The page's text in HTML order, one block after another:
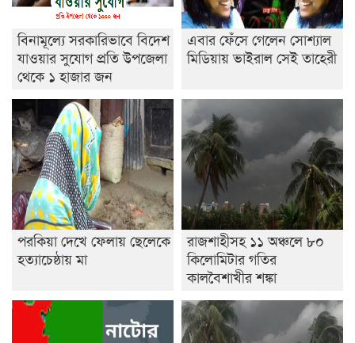
বিনামূল্যে সরকারিভাবে বিদেশ
যাওয়ার সুযোগ প্রতি উপজেলা
থেকে ১ হাজার জন
এবার ফেঁসে গেলেন সোশ্যাল
মিডিয়ায় ভাইরাল সেই তাহেরী
পরকিয়া দেখে ফেলায় ছেলেকে
হত্যাচেষ্ঠায় মা
রাজশাহীসহ ১১ অঞ্চলে ৮০
কিলোমিটার গতির
কালবৈশাখীর শঙ্কা